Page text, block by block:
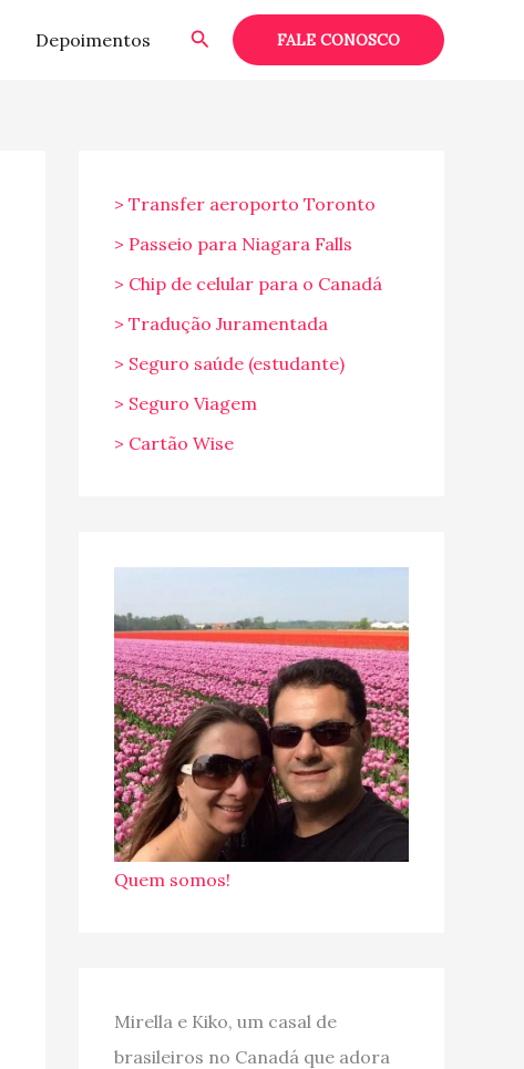
Depoimentos PesquisarFALE CONOSCO
> Transfer aeroporto Toronto
> Passeio para Niagara Falls
> Chip de celular para o Canadá
> Tradução Juramentada
> Seguro saúde (estudante)
> Seguro Viagem
> Cartão Wise
Quem somos!
Mirella e Kiko, um casal de
brasileiros no Canadá que adora